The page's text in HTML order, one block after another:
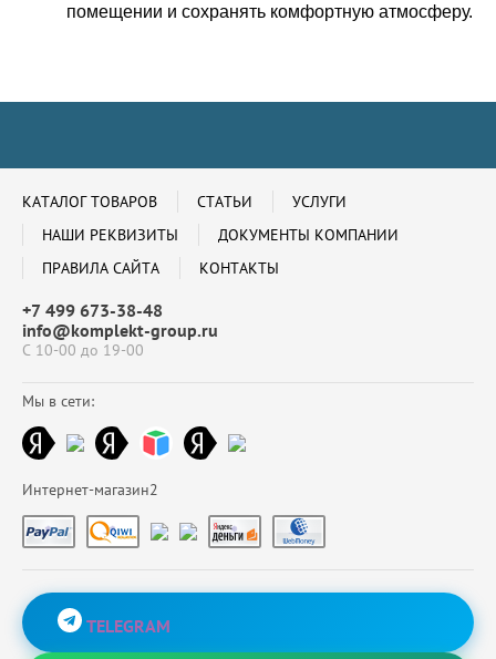
помещении и сохранять комфортную атмосферу.
КАТАЛОГ ТОВАРОВ СТАТЬИ
УСЛУГИ
НАШИ РЕКВИЗИТЫ
ДОКУМЕНТЫ КОМПАНИИ
ПРАВИЛА САЙТА
КОНТАКТЫ
+7 499 673-38-48
info@komplekt-group.ru
С 10-00 до 19-00
Мы в сети:
Интернет-магазин2
TELEGRAM